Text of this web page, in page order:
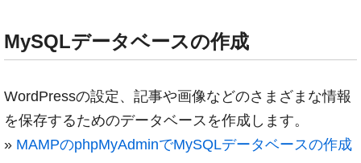
MySQLデータベースの作成
WordPressの設定、記事や画像などのさまざまな情報
を保存するためのデータベースを作成します。
» MAMPのphpMyAdminでMySQLデータベースの作成